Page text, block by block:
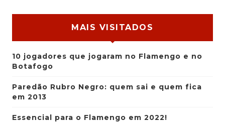
MAIS VISITADOS
10 jogadores que jogaram no Flamengo e no
Botafogo
Paredão Rubro Negro: quem sai e quem fica
em 2013
Essencial para o Flamengo em 2022!